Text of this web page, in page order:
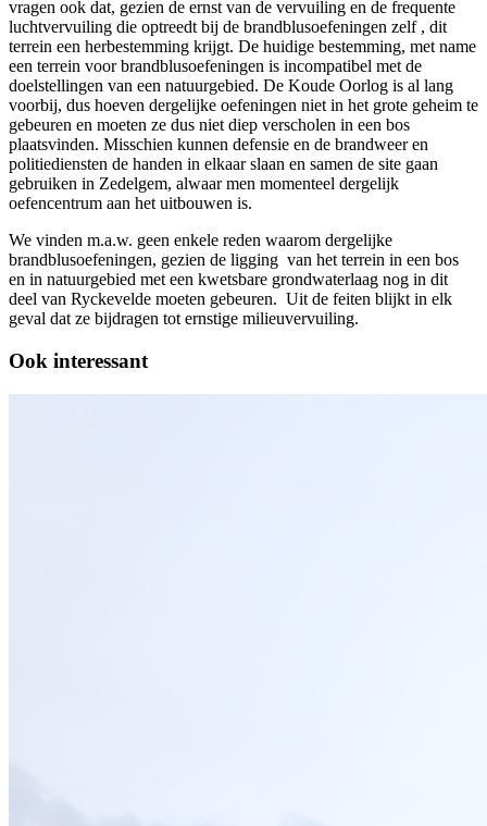
vragen ook dat, gezien de ernst van de vervuiling en de frequente
luchtvervuiling die optreedt bij de brandblusoefeningen zelf , dit
terrein een herbestemming krijgt. De huidige bestemming, met name
een terrein voor brandblusoefeningen is incompatibel met de
doelstellingen van een natuurgebied. De Koude Oorlog is al lang
voorbij, dus hoeven dergelijke oefeningen niet in het grote geheim te
gebeuren en moeten ze dus niet diep verscholen in een bos
plaatsvinden. Misschien kunnen defensie en de brandweer en
politiediensten de handen in elkaar slaan en samen de site gaan
gebruiken in Zedelgem, alwaar men momenteel dergelijk
oefencentrum aan het uitbouwen is.
We vinden m.a.w. geen enkele reden waarom dergelijke
brandblusoefeningen, gezien de ligging van het terrein in een bos
en in natuurgebied met een kwetsbare grondwaterlaag nog in dit
deel van Ryckevelde moeten gebeuren. Uit de feiten blijkt in elk
geval dat ze bijdragen tot ernstige milieuvervuiling.
Ook interessant